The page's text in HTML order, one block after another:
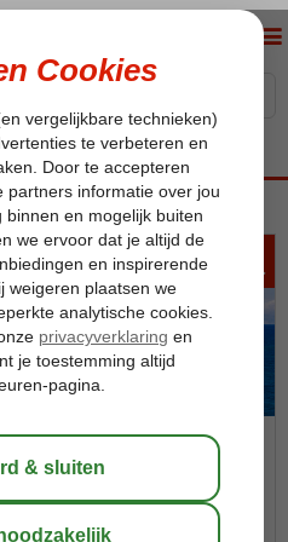
va 319 p.p.
groene landschappen,
zeewater, traditionele dorpjes